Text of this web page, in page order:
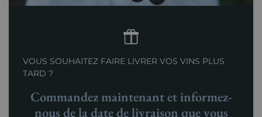
VOUS SOUHAITEZ FAIRE LIVRER VOS VINS PLUS
TARD ?
Commandez maintenant et informez-
nous de la date de livraison que vous